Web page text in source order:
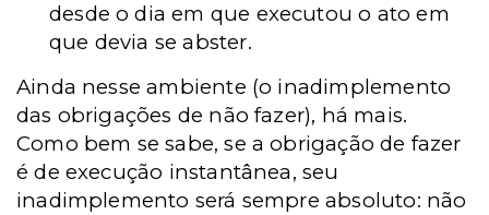
desde o dia em que executou o ato em
que devia se abster.
Ainda nesse ambiente (o inadimplemento
das obrigações de não fazer), há mais.
Como bem se sabe, se a obrigação de fazer
é de execução instantânea, seu
inadimplemento será sempre absoluto: não